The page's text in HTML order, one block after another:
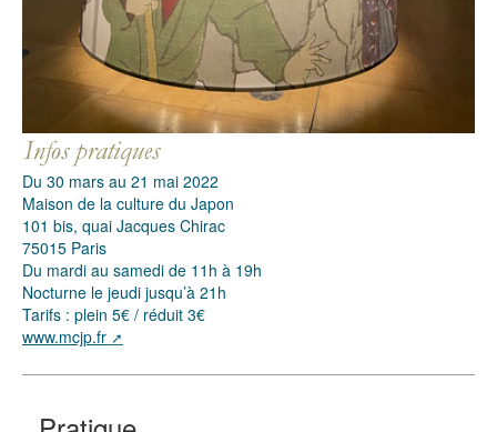
Du 30 mars au 21 mai 2022
Maison de la culture du Japon
101 bis, quai Jacques Chirac
75015 Paris
Du mardi au samedi de 11h à 19h
Nocturne le jeudi jusqu’à 21h
Tarifs : plein 5€ / réduit 3€
www.mcjp.fr